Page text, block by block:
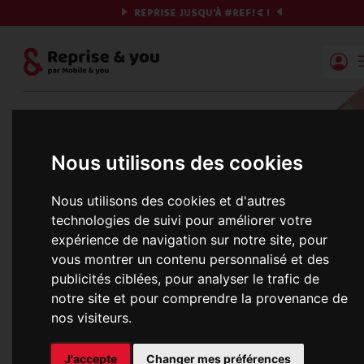
Nous utilisons des cookies
Nous utilisons des cookies et d'autres
technologies de suivi pour améliorer votre
expérience de navigation sur notre site, pour
vous montrer un contenu personnalisé et des
publicités ciblées, pour analyser le trafic de
notre site et pour comprendre la provenance de
nos visiteurs.
J'accepte Changer mes préférences
REPRISE JUSQU'À #REF!€ !
Reprise | Mobile & you
Et si on commençait ?
Préparez votre chrono et vos informations,
c'est parti !
Nous récupérons les meilleures
Une erreur est survenue :